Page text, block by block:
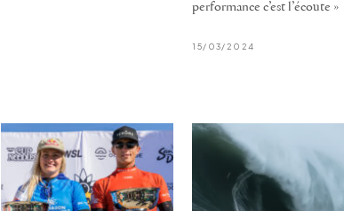
performance c’est l’écoute »
15/03/2024